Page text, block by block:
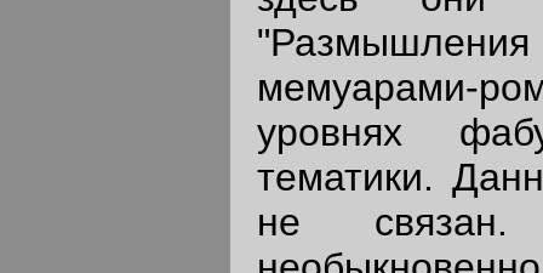
мемуарами-
уровнях
тематики.
не